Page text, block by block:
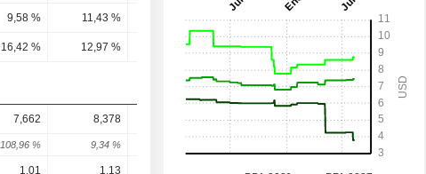
9,58 % 11,43 % 6,57 % 8,53 % 7,57 %
16,42 % 12,97 % 13,04 % 20 % 13,71 %
7,662 8,378 5,632 7,446 8,394
108,96 % 9,34 % 12,72 %
1,01 1,13 1,402 1,532